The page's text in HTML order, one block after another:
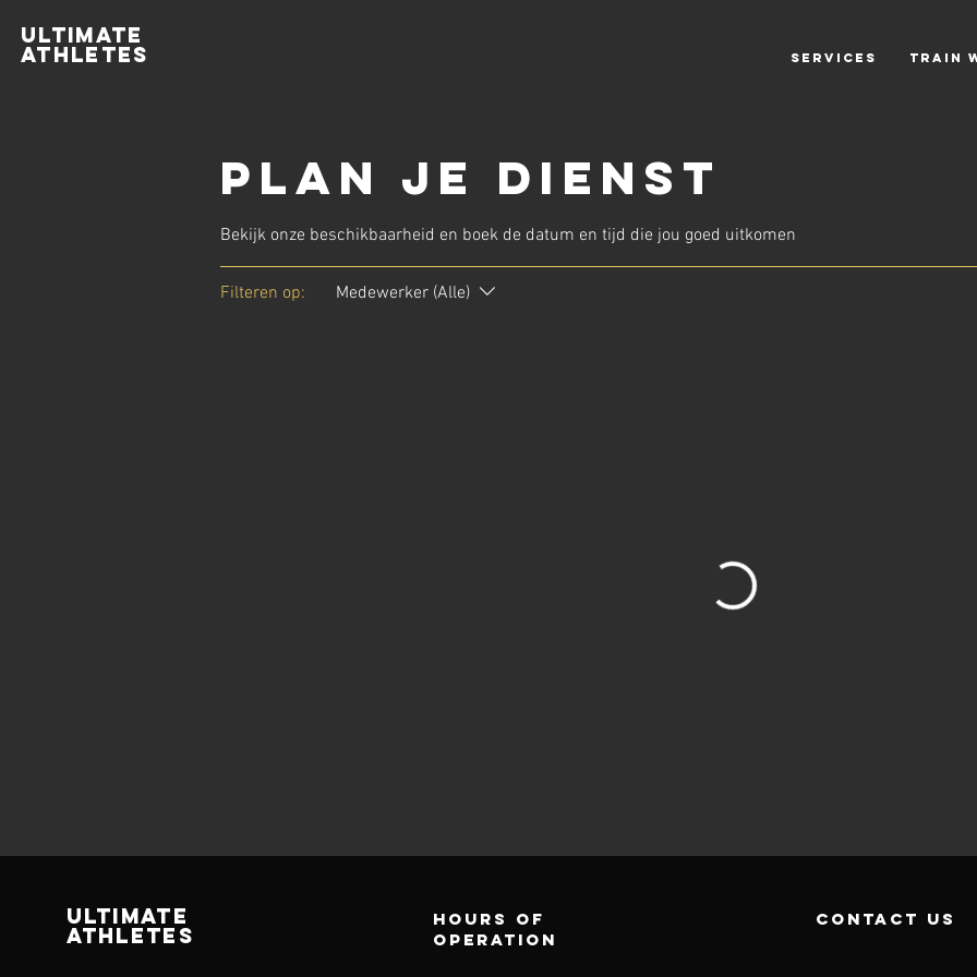
ULTIMATE
ATHLETES SERVICES TRAIN
Plan je dienst
Bekijk onze beschikbaarheid en boek de datum en tijd die jou goed uitkomen
Filteren op: Medewerker (Alle)
Ultimate
athletes
Hours of
operation
contact us